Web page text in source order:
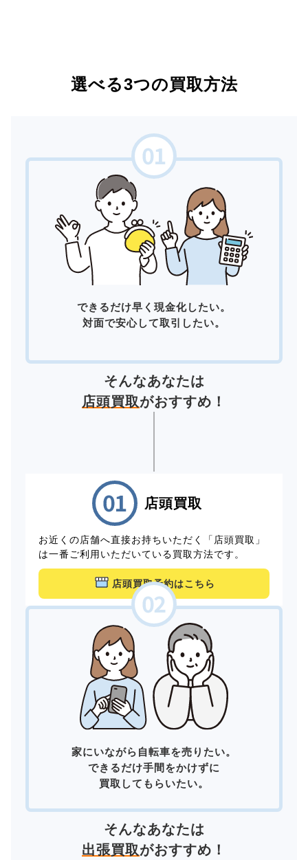
選べる3つの買取方法
できるだけ早く現金化したい。
対面で安心して取引したい。
そんなあなたは
店頭買取がおすすめ！
店頭買取
お近くの店舗へ直接お持ちいただく「店頭買取」
は一番ご利用いただいている買取方法です。
店頭買取予約はこちら
家にいながら自転車を売りたい。
できるだけ手間をかけずに
買取してもらいたい。
そんなあなたは
出張買取がおすすめ！